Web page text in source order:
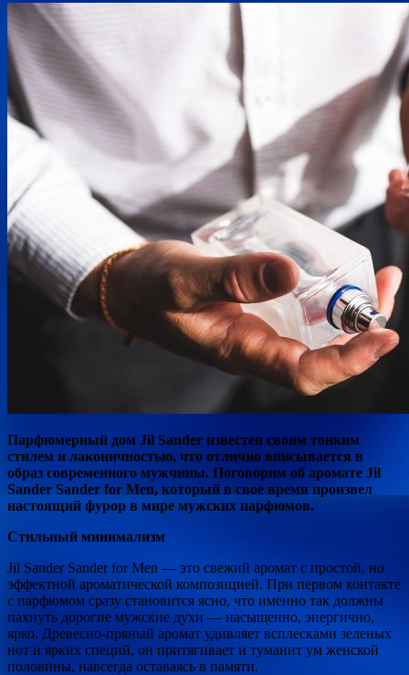
Парфюмерный дом Jil Sander известен своим тонким
стилем и лаконичностью, что отлично вписывается в
образ современного мужчины. Поговорим об аромате Jil
Sander Sander for Men, который в свое время произвел
настоящий фурор в мире мужских парфюмов.
Стильный минимализм
Jil Sander Sander for Men — это свежий аромат с простой, но
эффектной ароматической композицией. При первом контакте
с парфюмом сразу становится ясно, что именно так должны
пахнуть дорогие мужские духи — насыщенно, энергично,
ярко. Древесно-пряный аромат удивляет всплесками зеленых
нот и ярких специй, он притягивает и туманит ум женской
половины, навсегда оставаясь в памяти.